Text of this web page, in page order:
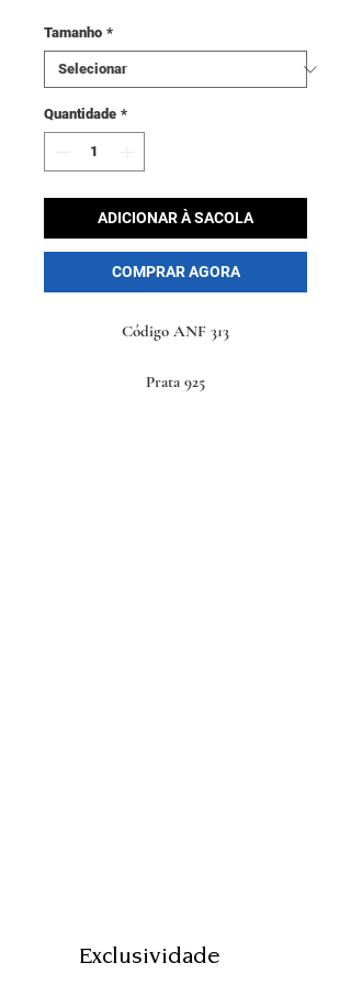
Tamanho *
Quantidade *
ADICIONAR À SACOLA
COMPRAR AGORA
Código ANF 313
Prata 925
Exclusividade